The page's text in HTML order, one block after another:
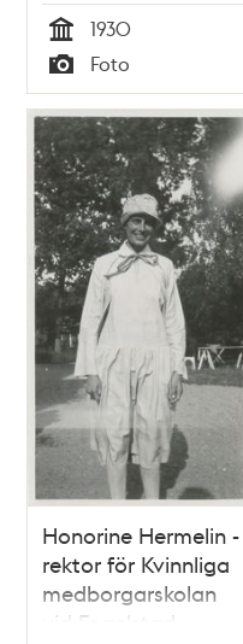
okänd kvinna
Tid
1930
Typ
Foto
Honorine Hermelin -
rektor för Kvinnliga
medborgarskolan
vid Fogelstad